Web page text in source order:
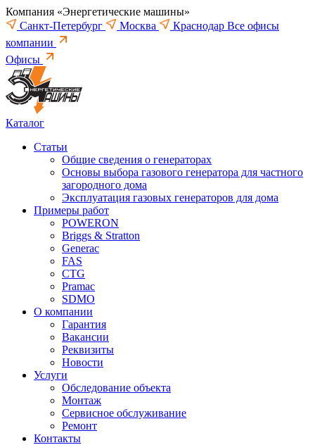
Компания «Энергетические машины»
Санкт-Петербург
Москва Краснодар Все офисы
компании
Офисы
Каталог
Статьи
Общие сведения о генераторах
Основы выбора газового генератора для частного
загородного дома
Эксплуатация газовых генераторов для дома
Примеры работ
POWERON
Briggs & Stratton
Generac
FAS
CTG
Pramac
SDMO
О компании
Гарантия
Вакансии
Реквизиты
Новости
Услуги
Обследование объекта
Монтаж
Сервисное обслуживание
Ремонт
Контакты